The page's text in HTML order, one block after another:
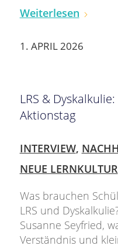
Weiterlesen
1. APRIL 2026
LRS &
Aktionstag
INTERVIEW,
NEUE LERNKULTUR
Was brauchen
LRS und
Susanne Seyfried,
Verständnis und